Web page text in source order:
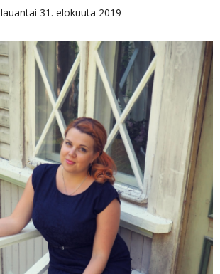
lauantai 31. elokuuta 2019